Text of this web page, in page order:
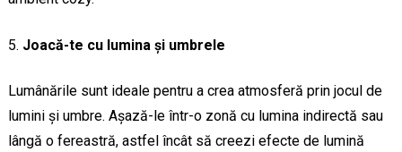
Joacă-te cu lumina și umbrele
Lumânările sunt ideale pentru a crea atmosferă prin jocul de
lumini și umbre. Așază-le într-o zonă cu lumina indirectă sau
lângă o fereastră, astfel încât să creezi efecte de lumină